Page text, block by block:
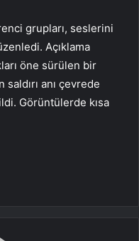
grupları, seslerini
Açıklama
öne sürülen bir
saldırı anı çevrede
Görüntülerde kısa